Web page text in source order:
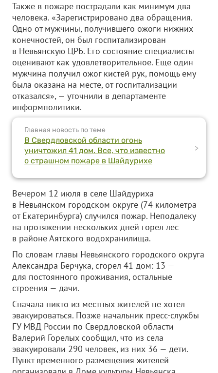
Также в пожаре пострадали как минимум два
человека. «Зарегистрировано два обращения.
Одно от мужчины, получившего ожоги нижних
конечностей, он был госпитализирован
в Невьянскую ЦРБ. Его состояние специалисты
оценивают как удовлетворительное. Еще один
мужчина получил ожог кистей рук, помощь ему
была оказана на месте, от госпитализации
отказался», — уточнили в департаменте
информполитики.
Главная новость по теме
В Свердловской области огонь
уничтожил 41 дом. Все, что известно
о страшном пожаре в Шайдурихе
>
Вечером 12 июля в селе Шайдуриха
в Невьянском городском округе (74 километра
от Екатеринбурга) случился пожар. Неподалеку
на протяжении нескольких дней горел лес
в районе Аятского водохранилища.
По словам главы Невьянского городского округа
Александра Берчука, сгорел 41 дом: 13 —
для постоянного проживания, остальные
строения — дачи.
Сначала никто из местных жителей не хотел
эвакуироваться. Позже начальник пресс-службы
ГУ МВД России по Свердловской области
Валерий Горелых сообщил, что из села
эвакуировали 290 человек, из них 36 — дети.
Пункт временного размещения жителей